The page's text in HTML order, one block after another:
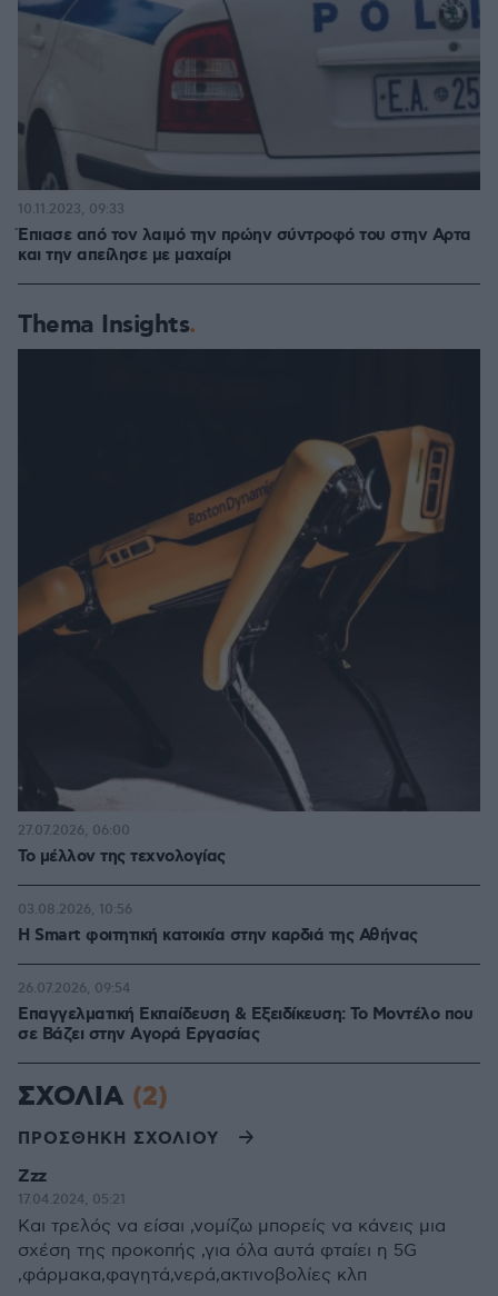
Έπιασε από τον λαιμό την πρώην σύντροφό του στην Αρτα
και την απείλησε με μαχαίρι
10.11.2023, 09:33
Thema Insights
Το μέλλον της τεχνολογίας
27.07.2026, 06:00
Η Smart φοιτητική κατοικία στην καρδιά της Αθήνας
03.08.2026, 10:56
Επαγγελματική Εκπαίδευση & Εξειδίκευση: Το Mοντέλο που
σε Bάζει στην Aγορά Eργασίας
26.07.2026, 09:54
ΣΧΟΛΙΑ (2)
ΠΡΟΣΘΗΚΗ ΣΧΟΛΙΟΥ
Zzz
17.04.2024, 05:21
Και τρελός να είσαι ,νομίζω μπορείς να κάνεις μια
σχέση της προκοπής ,για όλα αυτά φταίει η 5G
,φάρμακα,φαγητά,νερά,ακτινοβολίες κλπ